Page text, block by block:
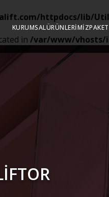
httpdocs/lib/
in /var/www/
KURUMSALÜRÜNLERIMIZ